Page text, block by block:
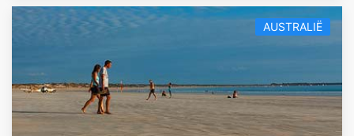
AUSTRALIË